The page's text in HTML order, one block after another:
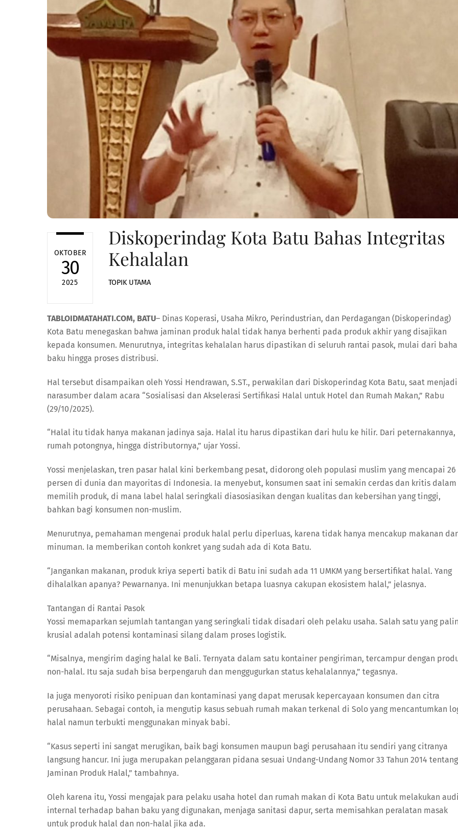
OKTOBER
30
2025
Diskoperindag Kota Batu Bahas Integritas
Kehalalan
TOPIK UTAMA
TABLOIDMATAHATI.COM, BATU– Dinas Koperasi, Usaha Mikro, Perindustrian, dan Perdagangan (Diskoperindag)
Kota Batu menegaskan bahwa jaminan produk halal tidak hanya berhenti pada produk akhir yang disajikan
kepada konsumen. Menurutnya, integritas kehalalan harus dipastikan di seluruh rantai pasok, mulai dari
baku hingga proses distribusi.
Hal tersebut disampaikan oleh Yossi Hendrawan, S.ST., perwakilan dari Diskoperindag Kota Batu, saat menjadi
narasumber dalam acara “Sosialisasi dan Akselerasi Sertifikasi Halal untuk Hotel dan Rumah Makan,” Rabu
(29/10/2025).
“Halal itu tidak hanya makanan jadinya saja. Halal itu harus dipastikan dari hulu ke hilir. Dari peternakannya,
rumah potongnya, hingga distributornya,” ujar Yossi.
Yossi menjelaskan, tren pasar halal kini berkembang pesat, didorong oleh populasi muslim yang mencapai 26
persen di dunia dan mayoritas di Indonesia. Ia menyebut, konsumen saat ini semakin cerdas dan kritis dalam
memilih produk, di mana label halal seringkali diasosiasikan dengan kualitas dan kebersihan yang tinggi,
bahkan bagi konsumen non-muslim.
Menurutnya, pemahaman mengenai produk halal perlu diperluas, karena tidak hanya mencakup makanan
minuman. Ia memberikan contoh konkret yang sudah ada di Kota Batu.
“Jangankan makanan, produk kriya seperti batik di Batu ini sudah ada 11 UMKM yang bersertifikat halal. Yang
dihalalkan apanya? Pewarnanya. Ini menunjukkan betapa luasnya cakupan ekosistem halal,” jelasnya.
Tantangan di Rantai Pasok
Yossi memaparkan sejumlah tantangan yang seringkali tidak disadari oleh pelaku usaha. Salah satu yang
krusial adalah potensi kontaminasi silang dalam proses logistik.
“Misalnya, mengirim daging halal ke Bali. Ternyata dalam satu kontainer pengiriman, tercampur dengan
non-halal. Itu saja sudah bisa berpengaruh dan menggugurkan status kehalalannya,” tegasnya.
Ia juga menyoroti risiko penipuan dan kontaminasi yang dapat merusak kepercayaan konsumen dan citra
perusahaan. Sebagai contoh, ia mengutip kasus sebuah rumah makan terkenal di Solo yang mencantumkan
halal namun terbukti menggunakan minyak babi.
“Kasus seperti ini sangat merugikan, baik bagi konsumen maupun bagi perusahaan itu sendiri yang citranya
langsung hancur. Ini juga merupakan pelanggaran pidana sesuai Undang-Undang Nomor 33 Tahun 2014 tentang
Jaminan Produk Halal,” tambahnya.
Oleh karena itu, Yossi mengajak para pelaku usaha hotel dan rumah makan di Kota Batu untuk melakukan
internal terhadap bahan baku yang digunakan, menjaga sanitasi dapur, serta memisahkan peralatan masak
untuk produk halal dan non-halal jika ada.